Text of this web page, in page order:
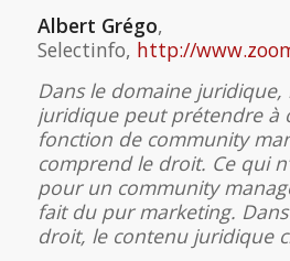
Albert Grégo,
Selectinfo, http://
Dans le domaine
juridique peut prétendre à
fonction de community
comprend le droit. Ce qui
pour un community
fait du pur marketing.
droit, le contenu juridique